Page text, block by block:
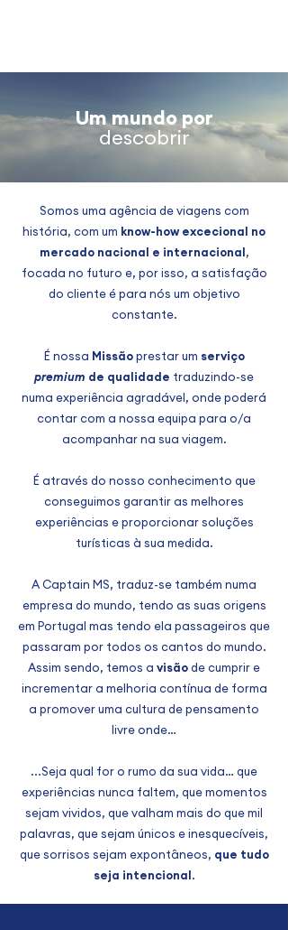
Um mundo por
descobrir
Somos uma agência de viagens com
história, com um know-how excecional no
mercado nacional e internacional,
focada no futuro e, por isso, a satisfação
do cliente é para nós um objetivo
constante.
É nossa Missãoprestar um serviço
premium de qualidade traduzindo-se
numa experiência agradável, onde poderá
contar com a nossa equipa para o/a
acompanhar na sua viagem.
É através do nosso conhecimento que
conseguimos garantir as melhores
experiências e proporcionar soluções
turísticas à sua medida.
A Captain MS, traduz-se também numa
empresa do mundo, tendo as suas origens
em Portugal mas tendo ela passageiros que
passaram por todos os cantos do mundo.
Assim sendo, temos a visãode cumprir e
incrementar a melhoria contínua de forma
a promover uma cultura de pensamento
livre onde…
...Seja qual for o rumo da sua vida… que
experiências nunca faltem, que momentos
sejam vividos, que valham mais do que mil
palavras, que sejam únicos e inesquecíveis,
que sorrisos sejam expontâneos, que tudo
seja intencional.